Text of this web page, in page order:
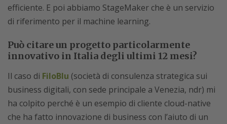
efficiente. E poi abbiamo StageMaker che è un servizio
di riferimento per il machine learning.
Può citare un progetto particolarmente
innovativo in Italia degli ultimi 12 mesi?
Il caso di FiloBlu (società di consulenza strategica sui
business digitali, con sede principale a Venezia, ndr) mi
ha colpito perché è un esempio di cliente cloud-native
che ha fatto innovazione di business con l’aiuto di un